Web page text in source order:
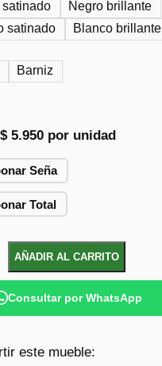
satinado
Negro brillante
satinado
Blanco brillante
Barniz
$5.950por unidad
Total
Seña
AÑADIR AL CARRITO
Consultar por WhatsApp
este mueble: